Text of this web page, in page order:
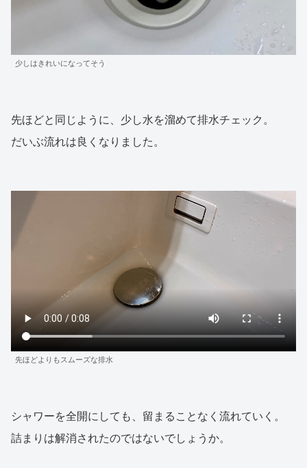
少しはきれいになってそう
先ほどと同じように、少し水を溜めて排水チェック。
だいぶ流れは良くなりました。
先ほどよりもスムーズな排水
シャワーを全開にしても、留まることなく流れていく。
詰まりは解消されたのではないでしょうか。